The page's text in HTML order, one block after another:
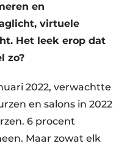
en
virtuele
Het leek erop dat
zo?
2022, verwachtte
en salons in 2022
6 procent
Maar zowat elk